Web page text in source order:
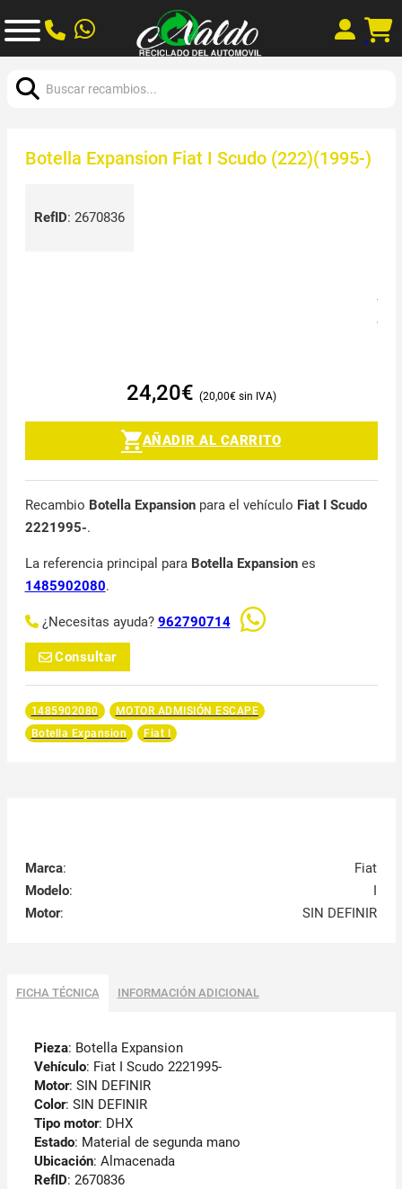
Botella Expansion Fiat I Scudo (222)(1995-)
RefID: 2670836
24,20€ 20,00€
AÑADIR AL CARRITO
Recambio Botella Expansionpara el vehículo Fiat I Scudo
2221995-.
La referencia principal para Botella Expansiones
1485902080.
¿Necesitas ayuda? 962790714
Consultar
1485902080
MOTOR ADMISIÓN ESCAPE
Botella Expansion
Fiat I
Marca:
Fiat
Modelo:
I
Motor: SIN DEFINIR
FICHA TÉCNICA INFORMACIÓN ADICIONAL
Pieza: Botella Expansion
Vehículo: Fiat I Scudo 2221995-
Motor: SIN DEFINIR
Color: SIN DEFINIR
Tipo motor: DHX
Estado: Material de segunda mano
Ubicación: Almacenada
RefID: 2670836